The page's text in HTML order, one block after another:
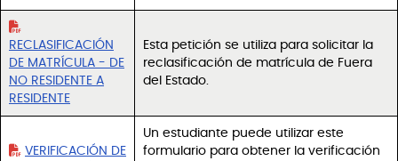
RECLASIFICACIÓN
DE MATRÍCULA - DE
NO RESIDENTE A
RESIDENTE
Esta petición se utiliza para solicitar la
reclasificación de matrícula de Fuera
del Estado.
VERIFICACIÓN DE
Un estudiante puede utilizar este
formulario para obtener la verificación